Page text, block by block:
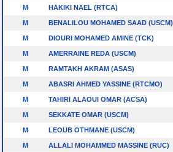
M HAKIKI NAEL (RTCA)
M BENALILOU MOHAMED SAAD (USCM)
M DIOURI MOHAMED AMINE (TCK)
M AMERRAINE REDA (USCM)
M RAMTAKH AKRAM (ASAS)
M ABASRI AHMED YASSINE (RTCMO)
M TAHIRI ALAOUI OMAR (ACSA)
M SEKKATE OMAR (USCM)
M LEOUB OTHMANE (USCM)
M ALLALI MOHAMMED MASSINE (RUC)